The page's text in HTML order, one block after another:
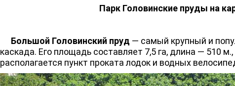
Парк Головинские пруды на
Большой Головинский пруд — самый крупный и
каскада. Его площадь составляет 7,5 га, длина — 510
располагается пункт проката лодок и водных